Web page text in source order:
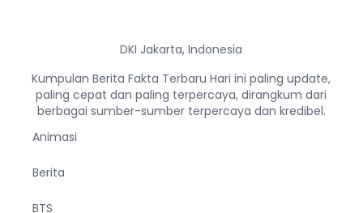
DKI Jakarta, Indonesia
Kumpulan Berita Fakta Terbaru Hari ini paling update,
paling cepat dan paling terpercaya, dirangkum dari
berbagai sumber-sumber terpercaya dan kredibel.
Animasi
Berita
BTS